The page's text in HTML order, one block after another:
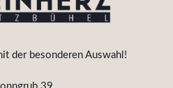
der besonderen Auswahl!